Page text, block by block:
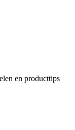
en producttips